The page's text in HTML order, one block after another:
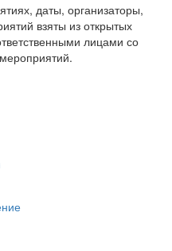
даты, организаторы,
взяты из открытых
лицами со